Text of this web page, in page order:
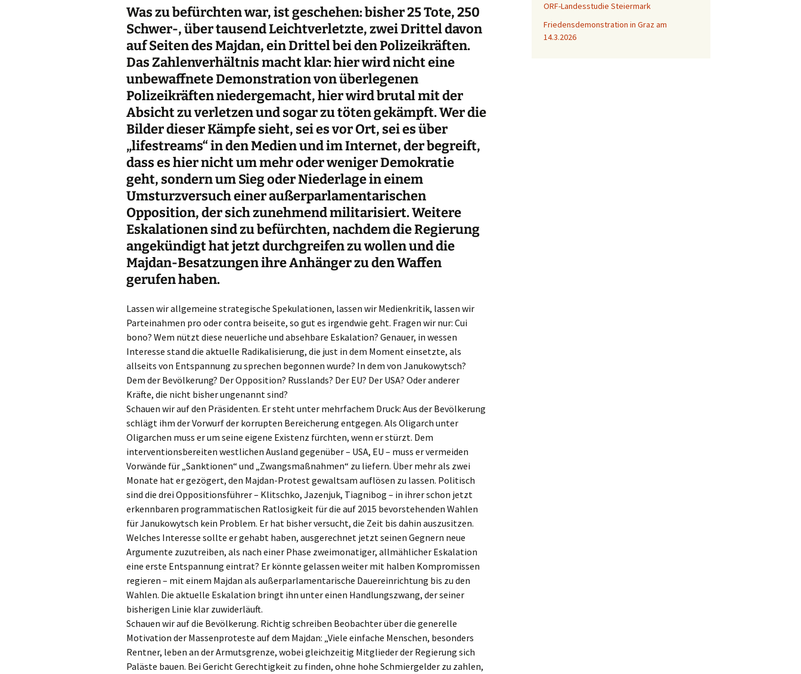
Was zu befürchten war, ist geschehen: bisher 25 Tote, 250
Schwer-, über tausend Leichtverletzte,zwei Drittel davon
auf Seiten des Majdan, ein Drittel bei den Polizeikräften.
Das Zahlenverhältnis macht klar: hier wird nicht eine
unbewaffnete Demonstration von überlegenen
Polizeikräften niedergemacht, hier wird brutal mit der
Absicht zu verletzen und sogar zu töten gekämpft. Wer die
Bilder dieser Kämpfe sieht, sei es vor Ort, sei es über
„lifestreams“ in den Medien und im Internet, der begreift,
dass es hier nicht um mehr oder weniger Demokratie
geht, sondern um Sieg oder Niederlage in einem
Umsturzversuch einer außerparlamentarischen
Opposition, der sich zunehmend militarisiert. Weitere
Eskalationen sind zu befürchten, nachdem die Regierung
angekündigt hat jetzt durchgreifen zu wollen und die
Majdan-Besatzungen ihre Anhänger zu den Waffen
gerufen haben.
Lassen wir allgemeine strategische Spekulationen, lassen wir Medienkritik, lassen wir
Parteinahmen pro oder contra beiseite, so gut es irgendwie geht. Fragen wir nur: Cui
bono? Wem nützt diese neuerliche und absehbare Eskalation? Genauer, in wessen
Interesse stand die aktuelle Radikalisierung, die just in dem Moment einsetzte, als
allseits von Entspannung zu sprechen begonnen wurde? In dem von Janukowytsch?
Dem der Bevölkerung? Der Opposition? Russlands? Der EU? Der USA? Oder anderer
Kräfte, die nicht bisher ungenannt sind?
Schauen wir auf den Präsidenten. Er steht unter mehrfachem Druck: Aus der Bevölkerung
schlägt ihm der Vorwurf der korrupten Bereicherung entgegen. Als Oligarch unter
Oligarchen muss er um seine eigene Existenz fürchten, wenn er stürzt. Dem
interventionsbereiten westlichen Ausland gegenüber – USA, EU – muss er vermeiden
Vorwände für „Sanktionen“ und „Zwangsmaßnahmen“ zu liefern. Über mehr als zwei
Monate hat er gezögert, den Majdan-Protest gewaltsam auflösen zu lassen. Politisch
sind die drei Oppositionsführer – Klitschko, Jazenjuk, Tiagnibog – in ihrer schon jetzt
erkennbaren programmatischen Ratlosigkeit für die auf 2015 bevorstehenden Wahlen
für Janukowytsch kein Problem. Er hat bisher versucht, die Zeit bis dahin auszusitzen.
Welches Interesse sollte er gehabt haben, ausgerechnet jetzt seinen Gegnern neue
Argumente zuzutreiben, als nach einer Phase zweimonatiger, allmählicher Eskalation
eine erste Entspannung eintrat? Er könnte gelassen weiter mit halben Kompromissen
regieren – mit einem Majdan als außerparlamentarische Dauereinrichtung bis zu den
Wahlen. Die aktuelle Eskalation bringt ihn unter einen Handlungszwang, der seiner
bisherigen Linie klar zuwiderläuft.
Schauen wir auf die Bevölkerung. Richtig schreiben Beobachter über die generelle
Motivation der Massenproteste auf dem Majdan: „Viele einfache Menschen, besonders
Rentner, leben an der Armutsgrenze, wobei gleichzeitig Mitglieder der Regierung sich
Paläste bauen. Bei Gericht Gerechtigkeit zu finden, ohne hohe Schmiergelder zu zahlen,
ORF-Landesstudie Steiermark
Friedensdemonstration in Graz am
14.3.2026